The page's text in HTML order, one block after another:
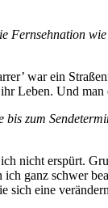
war ein
Leben. Und
zum
nicht erspürt.
ganz schwer
sich eine